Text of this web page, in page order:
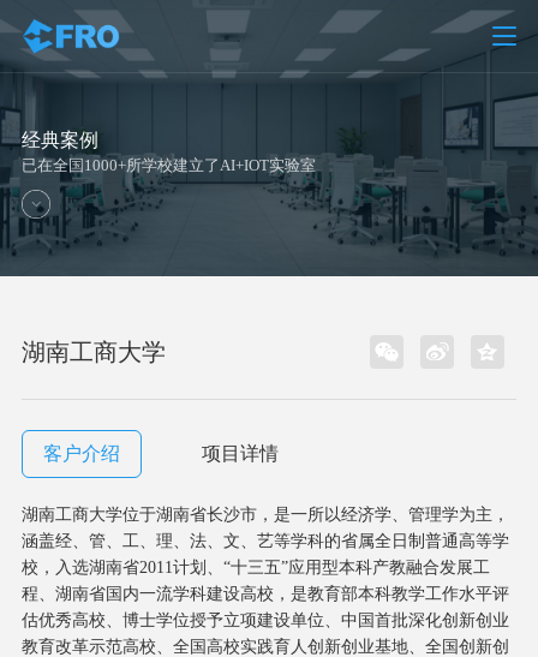
经典案例
已在全国1000+所学校建立了AI+IOT实验室
湖南工商大学
客户介绍 项目详情
湖南工商大学位于湖南省长沙市，是一所以经济学、管理学为主，
涵盖经、管、工、理、法、文、艺等学科的省属全日制普通高等学
校，入选湖南省2011计划、“十三五”应用型本科产教融合发展工
程、湖南省国内一流学科建设高校，是教育部本科教学工作水平评
估优秀高校、博士学位授予立项建设单位、中国首批深化创新创业
教育改革示范高校、全国高校实践育人创新创业基地、全国创新创